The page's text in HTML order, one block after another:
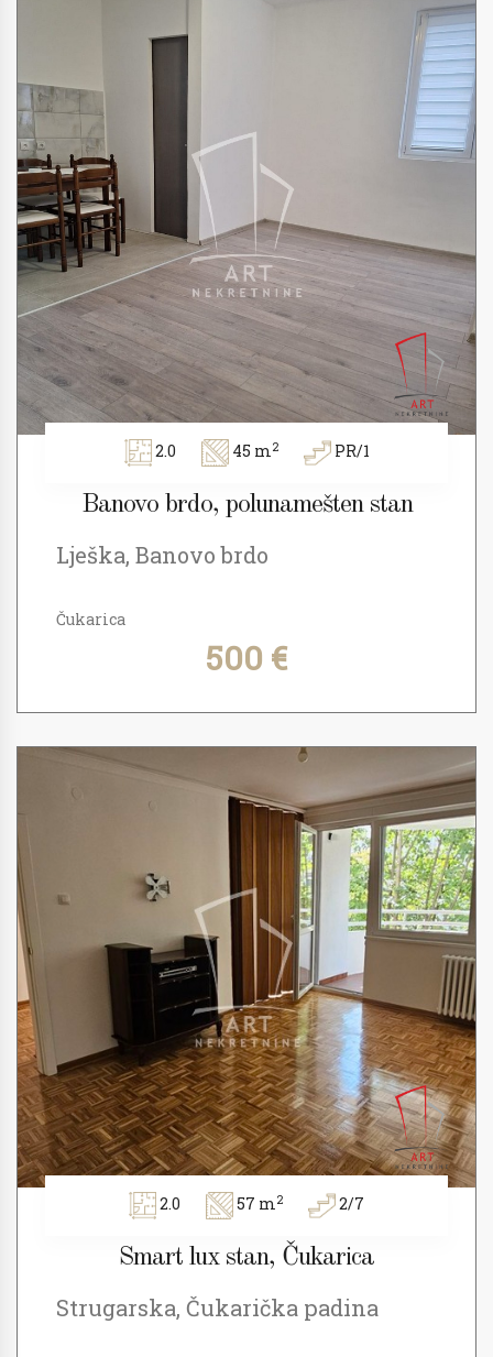
2.0 45 m2 PR/1
Banovo brdo, polunamešten stan
Lješka, Banovo brdo
Čukarica
500 €
2.0 57 m2 2/7
Smart lux stan, Čukarica
Strugarska, Čukarička padina